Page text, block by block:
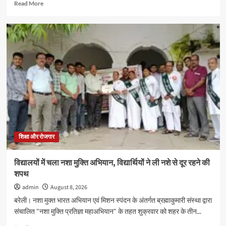
Read MoreRead
दिल्ली
चैम्प्स
स्कूल
में
3
6
वर्ष
के
नन्हे
शिवभक्त
करेंगे
रुद्राभिषेक,
स्कूलों
बच्चों
मिलेगा
मौका
शिक्षा और रोजगार
विद्यालयों में चला नशा मुक्ति अभियान, विद्यार्थियों ने ली नशे से दूर रहने की
शपथ
admin
August 8, 2026
बरेली। नशा मुक्त भारत अभियान एवं मिशन स्पंदन के अंतर्गत ब्रह्माकुमारी संस्था द्वारा
संचालित "नशा मुक्ति प्रतिज्ञा महाअभियान" के तहत शुक्रवार को शहर के तीन...